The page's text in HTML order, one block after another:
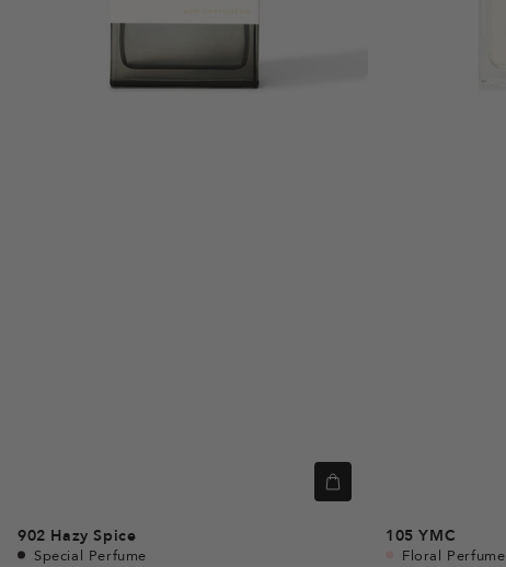
902 Hazy Spice
Special Perfume
105YMC
Floral Perfume